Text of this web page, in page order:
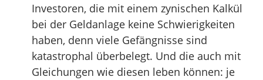
Investoren, die mit einem zynischen Kalkül
bei der Geldanlage keine Schwierigkeiten
haben, denn viele Gefängnisse sind
katastrophal überbelegt. Und die auch mit
Gleichungen wie diesen leben können: je